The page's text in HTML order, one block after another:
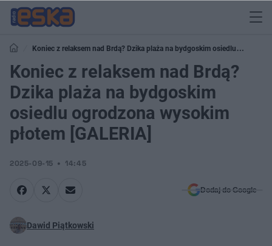
Koniec z relaksem nad Brdą? Dzika plaża na bydgoskim osiedlu
ogrodzona wysokim płotem [GALERIA]
Koniec z relaksem nad Brdą?
Dzika plaża na bydgoskim
osiedlu ogrodzona wysokim
płotem [GALERIA]
2025-09-15 14:45
Dodaj do Google
Dawid Piątkowski